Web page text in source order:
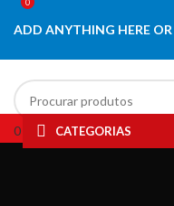
ADD ANYTHING HERE
0
Lista de desejos
Menu
0
CATEGORIAS